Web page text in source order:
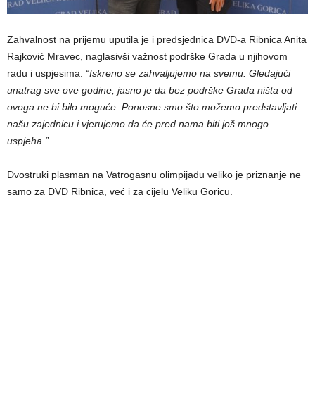
Zahvalnost na prijemu uputila je i predsjednica DVD-a Ribnica Anita
Rajković Mravec, naglasivši važnost podrške Grada u njihovom
radu i uspjesima: “Iskreno se zahvaljujemo na svemu. Gledajući
unatrag sve ove godine, jasno je da bez podrške Grada ništa od
ovoga ne bi bilo moguće. Ponosne smo što možemo predstavljati
našu zajednicu i vjerujemo da će pred nama biti još mnogo
uspjeha.”
Dvostruki plasman na Vatrogasnu olimpijadu veliko je priznanje ne
samo za DVD Ribnica, već i za cijelu Veliku Goricu.